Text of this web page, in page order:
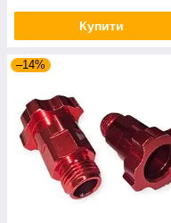
Купити
–14%